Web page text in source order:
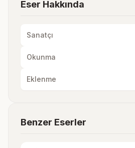
Eser Hakkında
Sanatçı
Okunma
Eklenme
Benzer Eserler